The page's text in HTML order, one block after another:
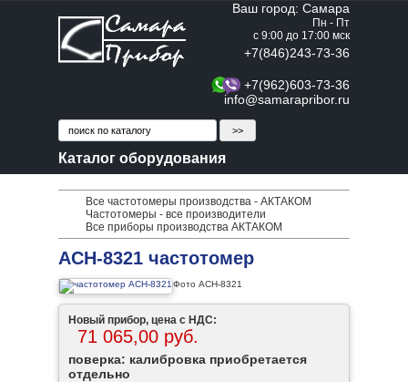
Ваш город: Самара
Пн - Пт
с 9:00 до 17:00 мск
+7(846)243-73-36
+7(962)603-73-36
info@samarapribor.ru
Каталог оборудования
Все частотомеры производства - АКТАКОМ
Частотомеры - все производители
Все приборы производства АКТАКОМ
АСН-8321 частотомер
Фото АСН-8321
Новый прибор, цена с НДС:
71 065,00 руб.
поверка: калибровка приобретается
отдельно